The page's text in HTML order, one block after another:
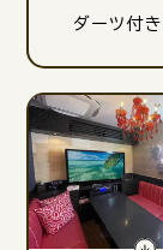
ダーツ付